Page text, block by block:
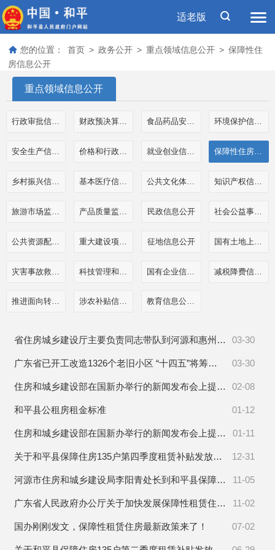
适老版
您的位置： 首页 > 政务公开 > 重点领域信息公开 > 保障性住
房信息公开
重点领域信息公开
行政审批信息公开 财政预决算和三公经费公开 食品药品安全信息公开 环境保护信息公开
安全生产信息公开 价格和行政事业性收费信息公开 就业创业信息公开 保障性住房信息公开
乡村振兴信息公开 基本医疗信息公开 公共文化体育信息公开 知识产权信息公开
民政信息公开
征地信息公开
推进面向转移落户人员的服务公开 涉农补贴信息公开 教育信息公开栏目
03-30
省住房城乡建设厅主要负责同志带队到河源和惠州市调研
03-30
广东省已开工改造1326个老旧小区 “十四五”将筹建超120万套保障性租赁住房
02-08
住房和城乡建设部在国新办举行的新闻发布会上提出将加大政策支持力度扩大保障性租赁住房供给
01-12
和平县公租房租金标准
01-11
住房和城乡建设部在国新办举行的新闻发布会上提出将加大政策支持力度扩大保障性租赁住房供给
12-31
关于和平县保障住房135户第四季度租赁补贴发放的通知
11-05
河源市住房和城乡建设局李阳青处长到和平县保障性安居工程小区开展消防安全大排查
11-02
广东省人民政府办公厅关于加快发展保障性租赁住房的实施意见
07-02
国办刚刚发文，保障性租赁住房最新政策来了！